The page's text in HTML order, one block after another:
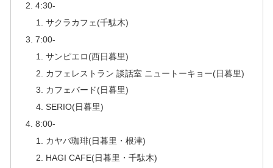
4:30-
サクラカフェ(千駄木)
7:00-
サンピエロ(西日暮里)
カフェレストラン 談話室 ニュートーキョー(日暮里)
カフェバード(日暮里)
SERIO(日暮里)
8:00-
カヤバ珈琲(日暮里・根津)
HAGI CAFE(日暮里・千駄木)